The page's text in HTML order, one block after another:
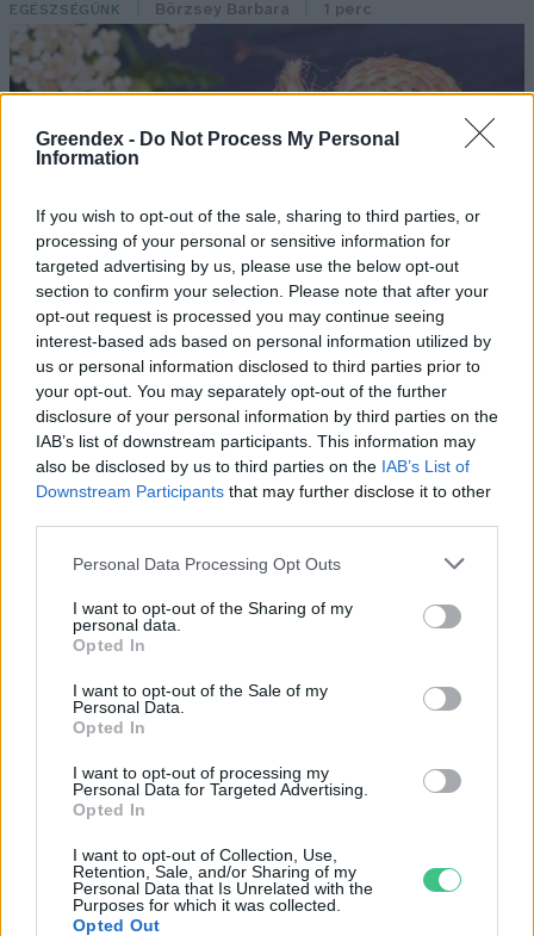
Greendex - Do Not Process My Personal
Information
If you wish to opt-out of the sale, sharing to third parties, or
processing of your personal or sensitive information for
targeted advertising by us, please use the below opt-out
section to confirm your selection. Please note that after your
opt-out request is processed you may continue seeing
interest-based ads based on personal information utilized by
us or personal information disclosed to third parties prior to
your opt-out. You may separately opt-out of the further
disclosure of your personal information by third parties on the
IAB’s list of downstream participants. This information may
also be disclosed by us to third parties on the IAB’s List of
Downstream Participants that may further disclose it to other
Personal Data Processing Opt Outs
I want to opt-out of the Sharing of my
personal data.
Opted In
I want to opt-out of the Sale of my
Personal Data.
Opted In
I want to opt-out of processing my
Personal Data for Targeted Advertising.
Opted In
I want to opt-out of Collection, Use,
Retention, Sale, and/or Sharing of my
Personal Data that Is Unrelated with the
Purposes for which it was collected.
Opted Out
EGÉSZSÉGÜNK Börzsey Barbara 1 perc
Ezt a növényt már az őskorban is ismerték, a népi gyógyászatban
Születésnapi programokkal várja a
hétvégén a közönséget a 160 éves
Fővárosi Állatkert
ÉLŐ BOLYGÓNK
Szedd magad őszibarack: itt vannak
a legjobb lelőhelyek!
SZEMLE